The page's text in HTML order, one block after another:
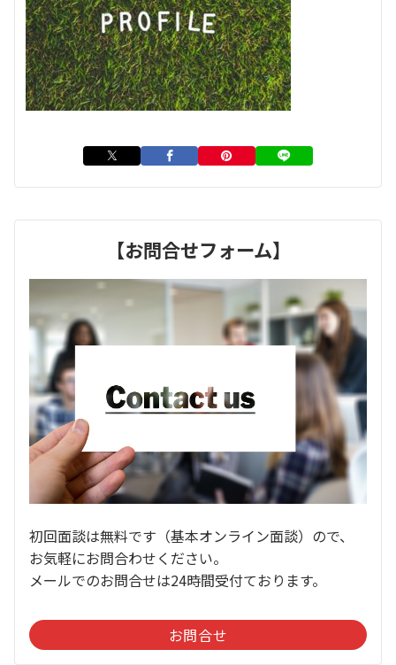
【お問合せフォーム】
初回面談は無料です（基本オンライン面談）ので、
お気軽にお問合わせください。
メールでのお問合せは24時間受付ております。
お問合せ